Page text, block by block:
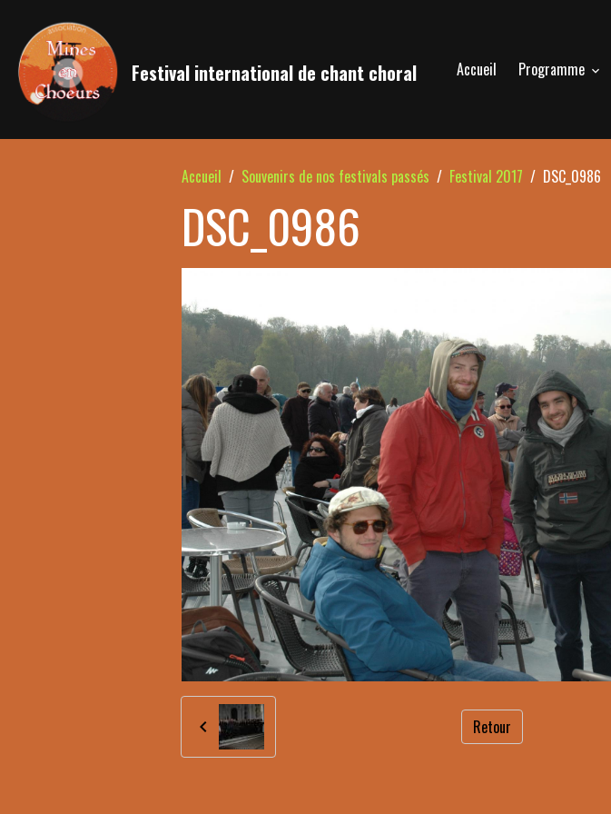
Festival international de chant choral Accueil Programme
Accueil Souvenirs de nos festivals passés Festival 2017 DSC_0986
DSC_0986
Retour